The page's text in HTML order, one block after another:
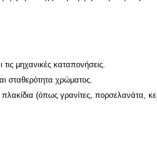
μηχανικές καταπονήσεις.
σταθερότητα χρώματος.
(όπως γρανίτες, πορσελανάτα,